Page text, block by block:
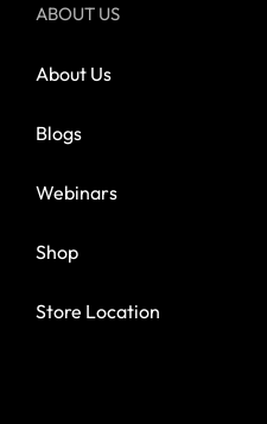
ABOUT US
About Us
Blogs
Webinars
Shop
Store Location